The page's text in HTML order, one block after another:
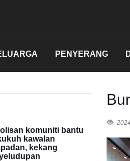
PENYERANG
komuniti bantu
kawalan
kekang